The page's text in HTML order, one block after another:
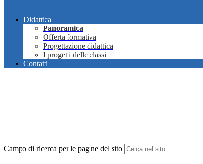
Didattica
Panoramica
Offerta formativa
Progettazione didattica
I progetti delle classi
Contatti
Campo di ricerca per le pagine del sito